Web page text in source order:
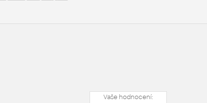
Vaše hodnocení: